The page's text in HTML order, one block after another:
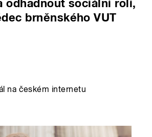
odhadnout sociální roli,
brněnského VUT
na českém internetu